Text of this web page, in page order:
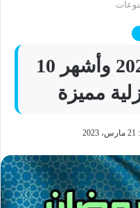
اقمشة رمضان 2023 وأشهر 10
مميزة